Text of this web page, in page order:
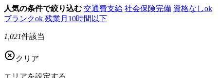
人気の条件で絞り込む 交通費支給 社会保険完備 資格なしok
ブランクok 残業月10時間以下
1,021件該当
 クリア
エリアを設定する